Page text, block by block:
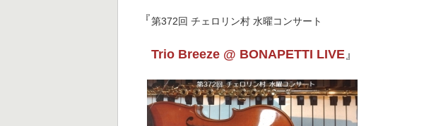
『第372回 チェロリン村 水曜コンサート
Trio Breeze @ BONAPETTI LIVE』